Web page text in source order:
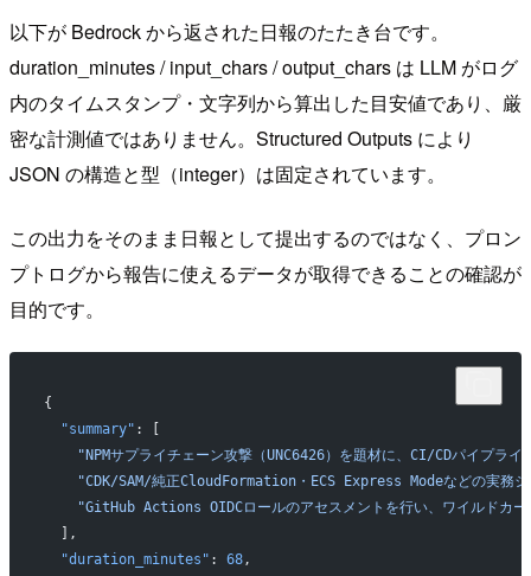
以下が Bedrock から返された日報のたたき台です。
duration_minutes / input_chars / output_chars は LLM がログ
内のタイムスタンプ・文字列から算出した目安値であり、厳
密な計測値ではありません。Structured Outputs により
JSON の構造と型（integer）は固定されています。
この出力をそのまま日報として提出するのではなく、プロン
プトログから報告に使えるデータが取得できることの確認が
目的です。
{
  "summary"
: [
"NPMサプライチェーン攻撃（UNC6426）を題材に、CI/CDパイプライ
"CDK/SAM/純正CloudFormation・ECS Express Modeなどの実務シナ
"GitHub Actions OIDCロールのアセスメントを行い、ワイルドカー
  ],
  "duration_minutes"
: 68,